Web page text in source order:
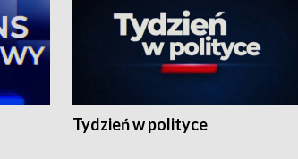
Tydzień w polityce